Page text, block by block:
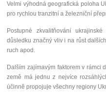
Velmi výhodná geografická poloha
pro rychlou tranzitní a železniční
Postupné zkvalitňování
důsledku značný vliv i na růst
ruch apod.
Dalším zajímavým faktorem v rámci
země má jednu z nejvíce
účinně propojuje všechny regiony